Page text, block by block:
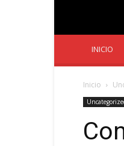
INICIO
Inicio